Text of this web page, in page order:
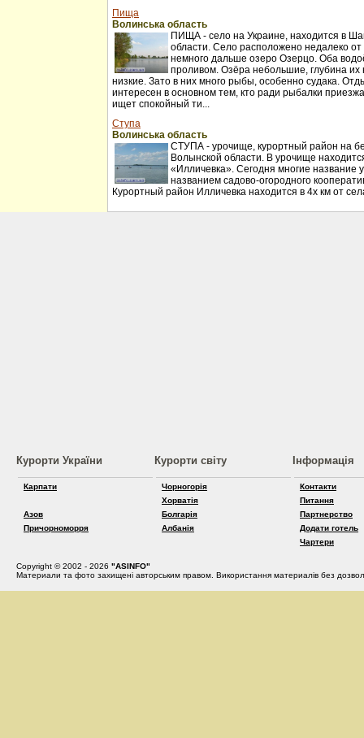
Пища
Волинська область
ПИЩА - село на Украине, находится в
области. Село расположено недалеко
немного дальше озеро Озерцо. Оба
проливом. Озёра небольшие, глубина их
низкие. Зато в них много рыбы, особенно судака.
интересен в основном тем, кто ради рыбалки
ищет спокойный ти...
Ступа
Волинська область
СТУПА - урочище, курортный район на
Волынской области. В урочище
«Илличевка». Сегодня многие
названием садово-огородного
Курортный район Илличевка находится в 4х км от
Курорти України
Карпати
Азов
Причорноморря
Курорти світу
Чорногорія
Хорватія
Болгарія
Албанія
Інформація
Контакти
Питання
Партнерство
Додати готель
Чартери
Copyright © 2002 - 2026 "ASINFO"
Материали та фото захищені авторським правом. Використання материалів без